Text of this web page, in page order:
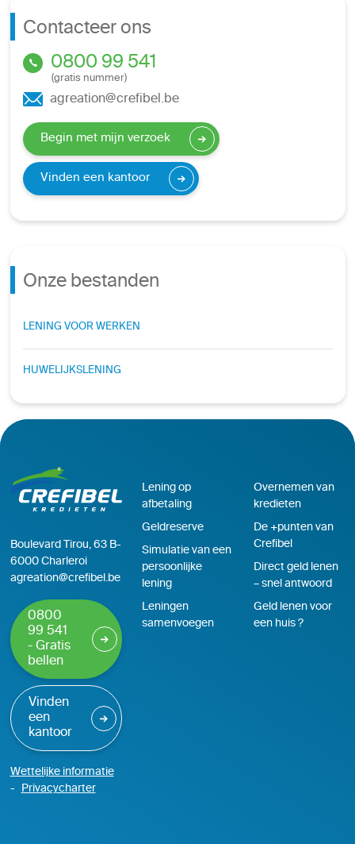
Contacteer ons
0800 99 541
(gratis nummer)
agreation@crefibel.be
Begin met mijn verzoek
Vinden een kantoor
Onze bestanden
LENING VOOR WERKEN
HUWELIJKSLENING
Boulevard Tirou, 63 B-
6000 Charleroi
agreation@crefibel.be
0800
99 541
- Gratis
bellen
Vinden
een
kantoor
Wettelijke informatie
Privacycharter
Lening op
afbetaling
Geldreserve
Simulatie van een
persoonlijke
lening
Leningen
samenvoegen
Overnemen van
kredieten
De +punten van
Crefibel
Direct geld lenen
– snel antwoord
Geld lenen voor
een huis ?